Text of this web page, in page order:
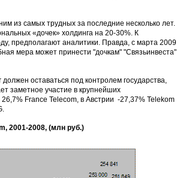
из самых трудных за последние несколько лет.
«дочек» холдинга на 20-30%. К
предполагают аналитики. Правда, с марта 2009
мера может принести "дочкам" "Связьинвеста"
оставаться под контролем государства,
заметное участие в крупнейших
France Telecom, в Австрии -27,37% Telekom
2001-2008, (млн руб.)